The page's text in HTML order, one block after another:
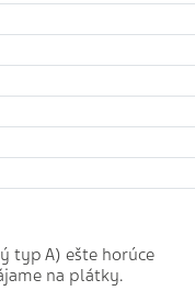
typ A) ešte horúce
na plátky.